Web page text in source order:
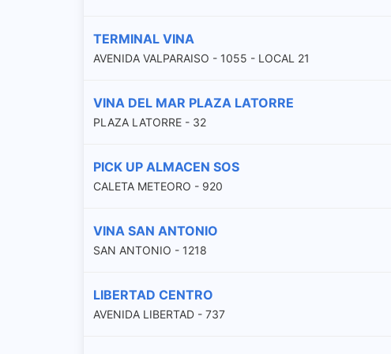
TERMINAL VINA
AVENIDA VALPARAISO - 1055 - LOCAL 21
VINA DEL MAR PLAZA LATORRE
PLAZA LATORRE - 32
PICK UP ALMACEN SOS
CALETA METEORO - 920
VINA SAN ANTONIO
SAN ANTONIO - 1218
LIBERTAD CENTRO
AVENIDA LIBERTAD - 737